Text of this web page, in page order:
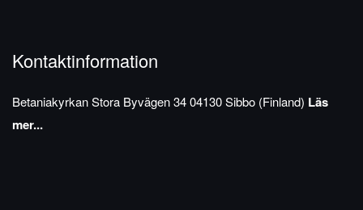
Kontaktinformation
BetaniakyrkanStora Byvägen 3404130 Sibbo (Finland) Läs
mer...